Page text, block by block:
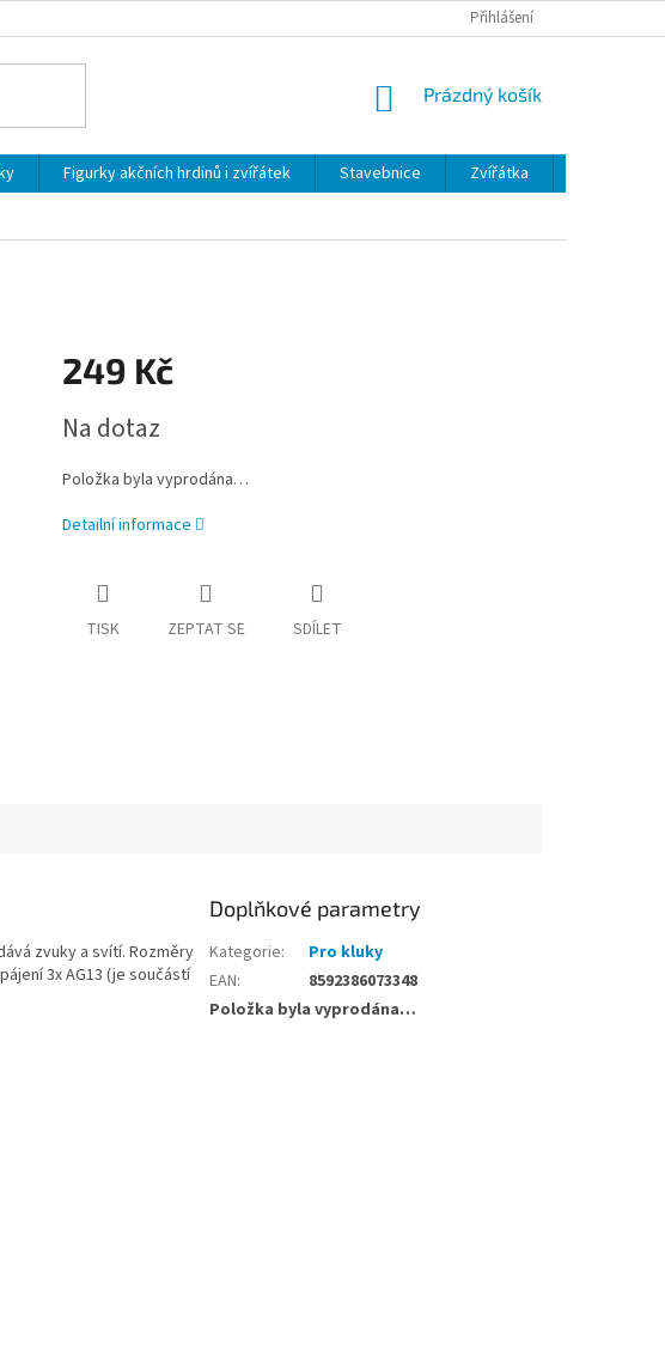
Přihlášení
NÁKUPNÍ
Prázdný košík
Figurky akčních hrdinů i zvířátek Stavebnice Zvířátka
249 Kč
cena:
Na dotaz
Položka byla vyprodána…
Detailní informace
TISK ZEPTAT SE SDÍLET
zvuky a svítí. Rozměry
3x AG13 (je součástí
Doplňkové parametry
Kategorie:
Pro kluky
EAN:
8592386073348
Položka byla vyprodána…